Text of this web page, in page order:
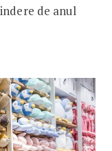
de anul